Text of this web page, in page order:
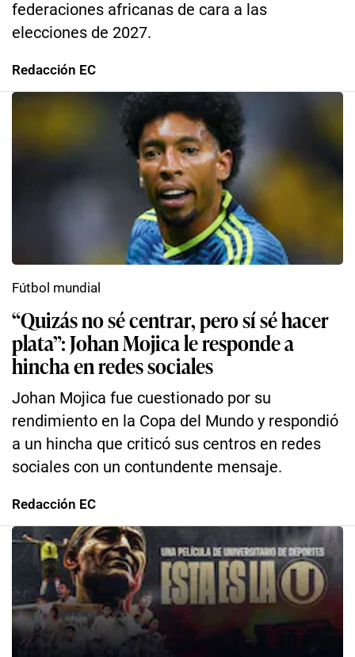
federaciones africanas de cara a las
elecciones de 2027.
Redacción EC
“Quizás no sé centrar, pero sí sé hacer
plata”: Johan Mojica le responde a
hincha en redes sociales
Johan Mojica fue cuestionado por su
rendimiento en la Copa del Mundo y respondió
a un hincha que criticó sus centros en redes
sociales con un contundente mensaje.
Fútbol mundial
Redacción EC